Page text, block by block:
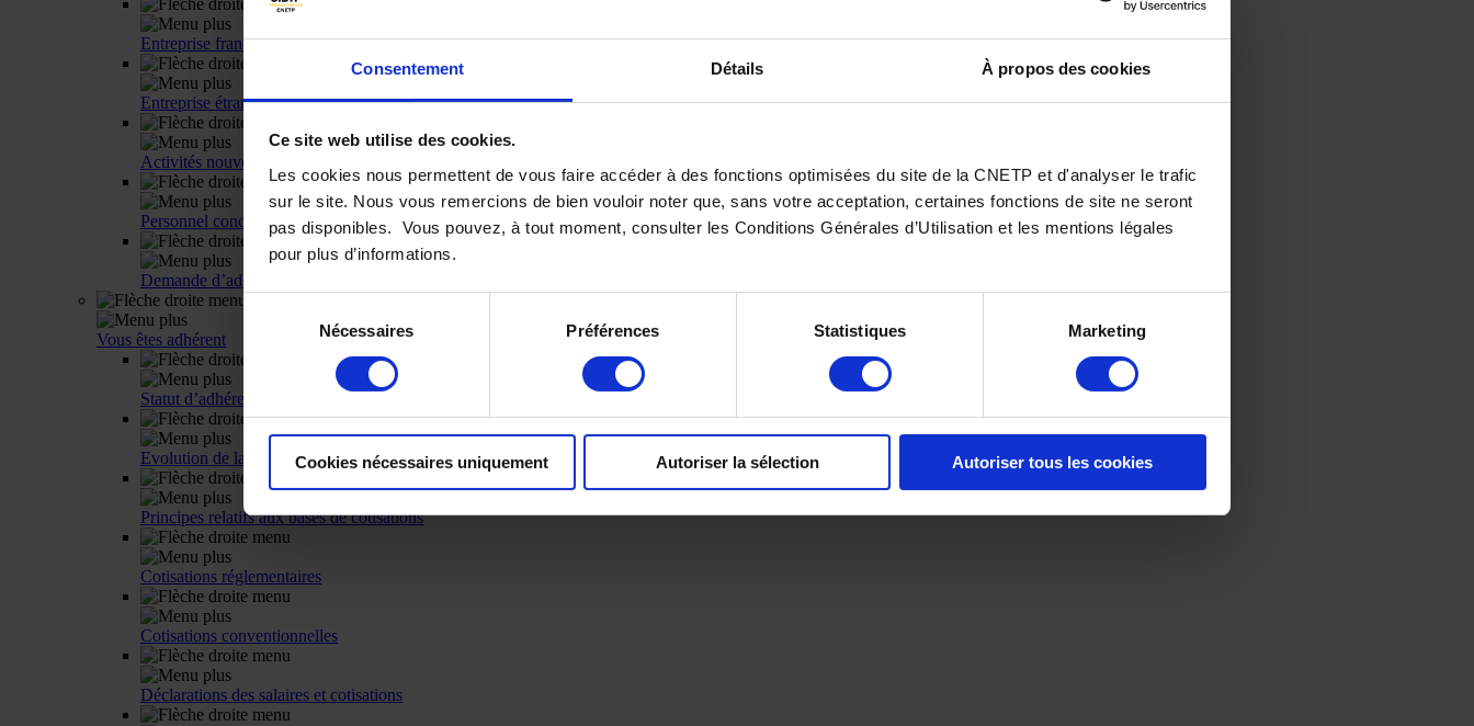
Consentement Détails À propos des cookies
Ce site web utilise des cookies.
Les cookies nous permettent de vous faire accéder à des fonctions optimisées du site de la CNETP et d'analyser le trafic
sur le site. Nous vous remercions de bien vouloir noter que, sans votre acceptation, certaines fonctions de site ne seront
pas disponibles. Vous pouvez, à tout moment, consulter les Conditions Générales d’Utilisation et les mentions légales
pour plus d’informations.
Sélection
consentement
Nécessaires Préférences Statistiques Marketing
Cookies nécessaires uniquement Autoriser la sélection Autoriser tous les cookies
Entreprise française
Entreprise étrangère
Activités nouvelles
Personnel concerné
Demande d’adhésion
Vous êtes adhérent
Statut d’adhérent
Evolution de la situation d’un adhérent
Principes relatifs aux bases de cotisations
Cotisations réglementaires
Cotisations conventionnelles
Déclarations des salaires et cotisations